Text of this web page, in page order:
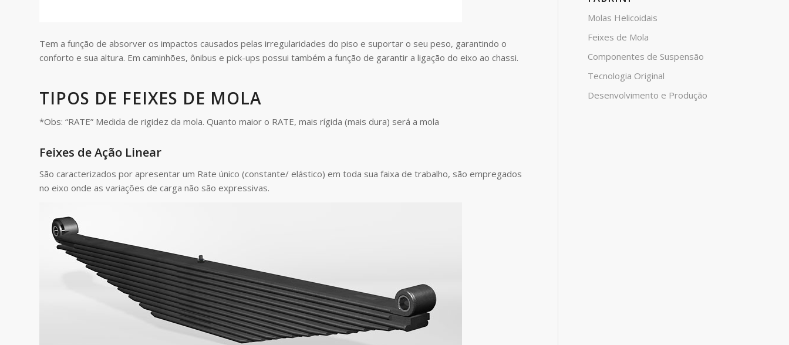
Tem a função de absorver os impactos causados pelas irregularidades do piso e suportar o seu peso, garantindo o
conforto e sua altura. Em caminhões, ônibus e pick-ups possui também a função de garantir a ligação do eixo ao chassi.
TIPOS DE FEIXES DE MOLA
*Obs: “RATE” Medida de rigidez da mola. Quanto maior o RATE, mais rígida (mais dura) será a mola
Feixes de Ação Linear
São caracterizados por apresentar um Rate único (constante/ elástico) em toda sua faixa de trabalho, são empregados
no eixo onde as variações de carga não são expressivas.
Molas Helicoidais
Feixes de Mola
Componentes de Suspensão
Tecnologia Original
Desenvolvimento e Produção